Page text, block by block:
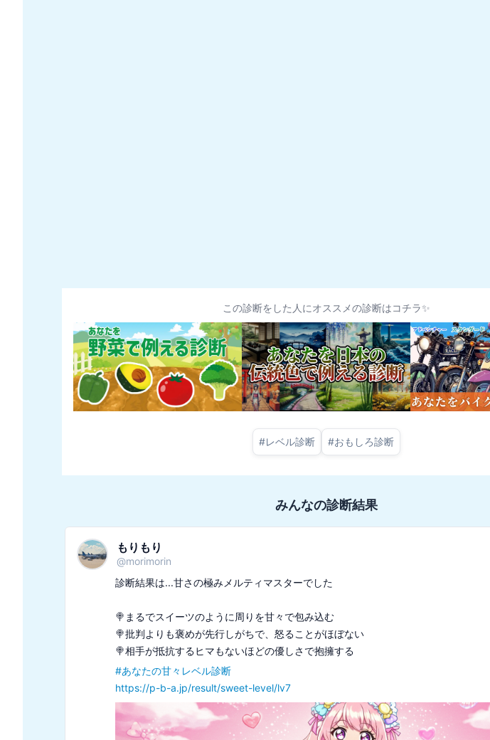
この診断をした人にオススメの診断はコチラ✨
#レベル診断 #おもしろ診断
みんなの診断結果
もりもり
@morimorin
診断結果は...甘さの極みメルティマスターでした
🍭まるでスイーツのように周りを甘々で包み込む
🍭批判よりも褒めが先行しがちで、怒ることがほぼない
#あなたの甘々レベル診断
https://p-b-a.jp/result/sweet-level/lv7